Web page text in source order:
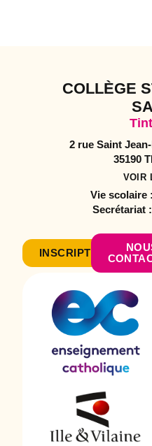
COLLÈGE
2 rue Saint
35190
VOIR
Vie scolaire :
Secrétariat :
INSCRIPTION